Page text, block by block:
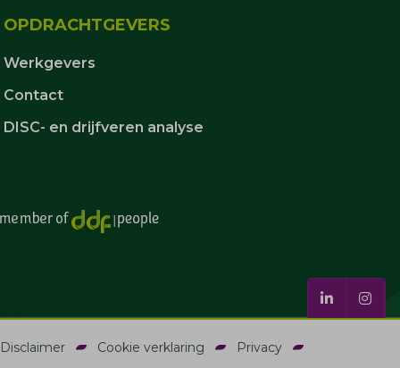
OPDRACHTGEVERS
Werkgevers
Contact
DISC- en drijfveren analyse
Disclaimer Cookie verklaring
Privacy